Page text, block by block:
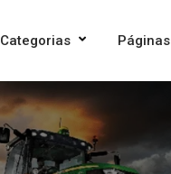
Categorias Páginas